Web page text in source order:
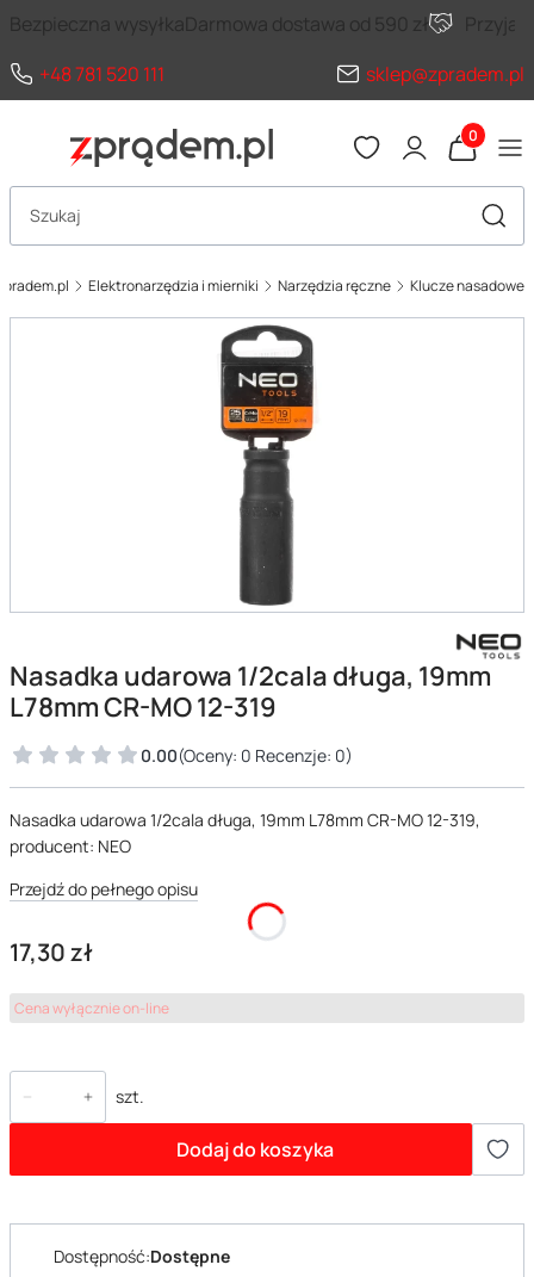
Bezpieczna wysyłkaDarmowa dostawa od 590 zł
+48 781 520 111
sklep@zpradem.pl
Produkty
Otwórz wyszukiwarkę
Elektronarzędzia i mierniki Narzędzia ręczne Klucze nasadowe
Nasadka udarowa 1/2cala długa, 19mm
L78mm CR-MO 12-319
0.00(Oceny: 0 Recenzje: 0)
Nasadka udarowa 1/2cala długa, 19mm L78mm CR-MO 12-319,
producent: NEO
Przejdź do pełnego opisu
Cena
17,30 zł
Cena wyłącznie on-line
szt.
Dodaj do koszyka
Dostępność:Dostępne